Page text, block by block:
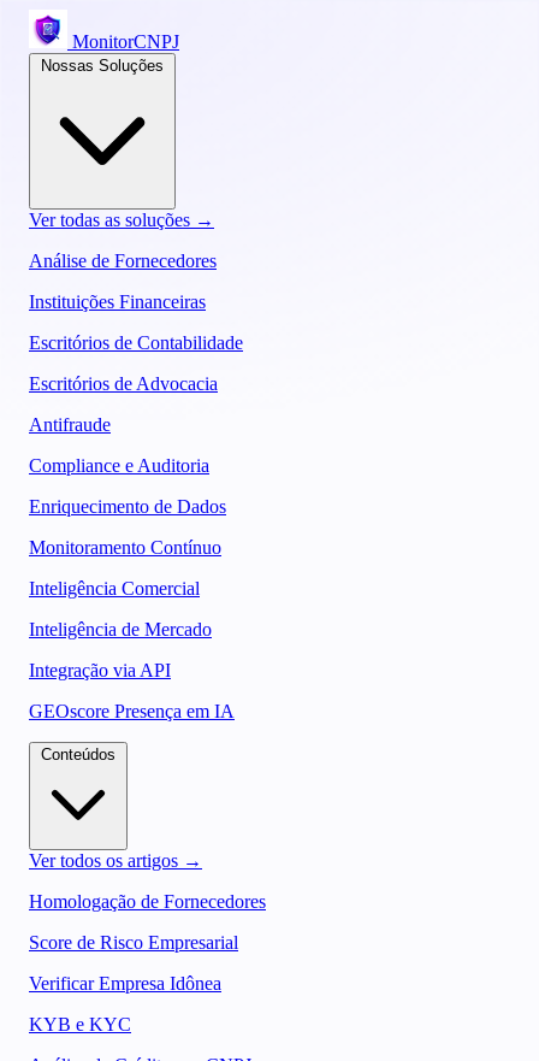
MonitorCNPJ
Ver todas as soluções →
Análise de Fornecedores
Instituições Financeiras
Escritórios de Contabilidade
Escritórios de Advocacia
Antifraude
Compliance e Auditoria
Enriquecimento de Dados
Monitoramento Contínuo
Inteligência Comercial
Inteligência de Mercado
Integração via API
GEOscore Presença em IA
Ver todos os artigos →
Homologação de Fornecedores
Score de Risco Empresarial
Verificar Empresa Idônea
KYB e KYC